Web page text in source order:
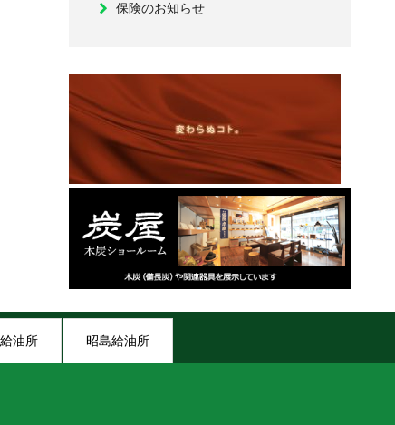
保険のお知らせ
油所 昭島給油所